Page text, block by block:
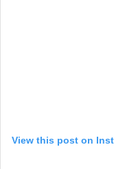
View this post on